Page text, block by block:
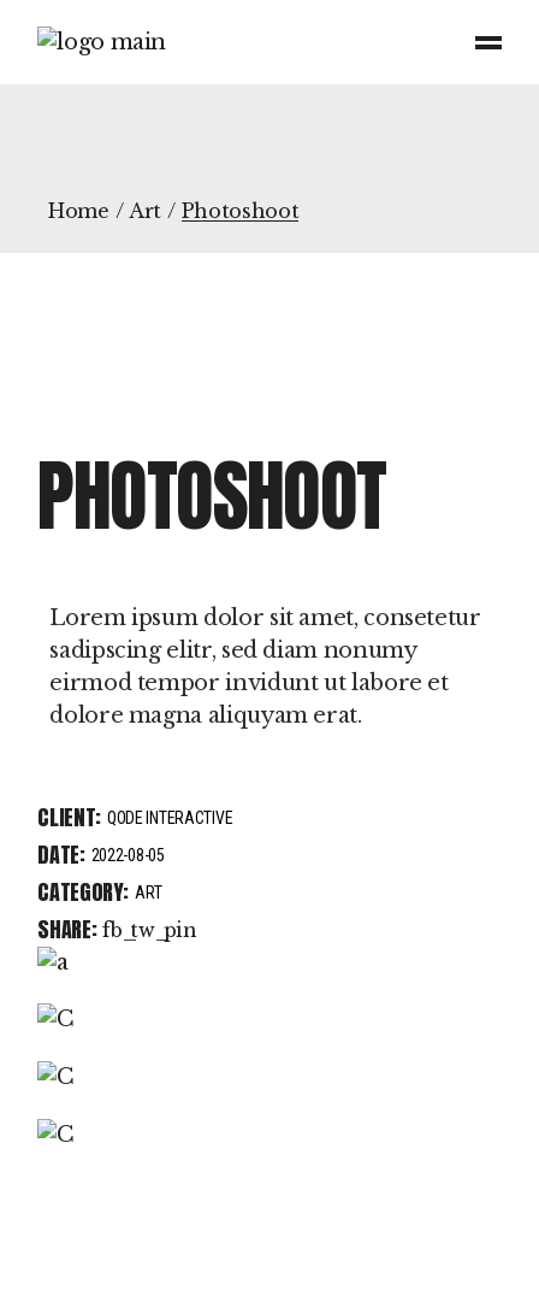
Home Art Photoshoot
PHOTOSHOOT
Lorem ipsum dolor sit amet, consetetur
sadipscing elitr, sed diam nonumy
eirmod tempor invidunt ut labore et
dolore magna aliquyam erat.
CLIENT: QODE INTERACTIVE
DATE: 2022-08-05
CATEGORY: ART
SHARE: fb tw pin